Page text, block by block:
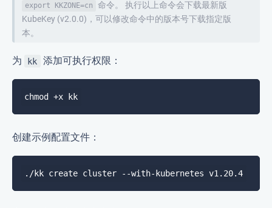
export KKZONE=cn
命令。 执行以上命令会下载最新版
KubeKey (v2.0.0)，可以修改命令中的版本号下载指定版
本。
为 kk 添加可执行权限：
创建示例配置文件：